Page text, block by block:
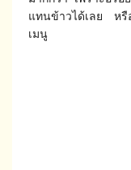
แทนข้าวได้เลย หรื
เมนู